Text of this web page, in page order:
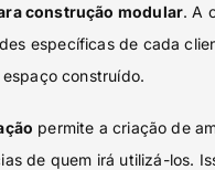
construção modular. A
específicas de cada
construído.
permite a criação de
de quem irá utilizá-los.